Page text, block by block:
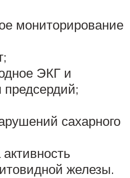
мониторирование
ЭКГ и
сахарного
железы.